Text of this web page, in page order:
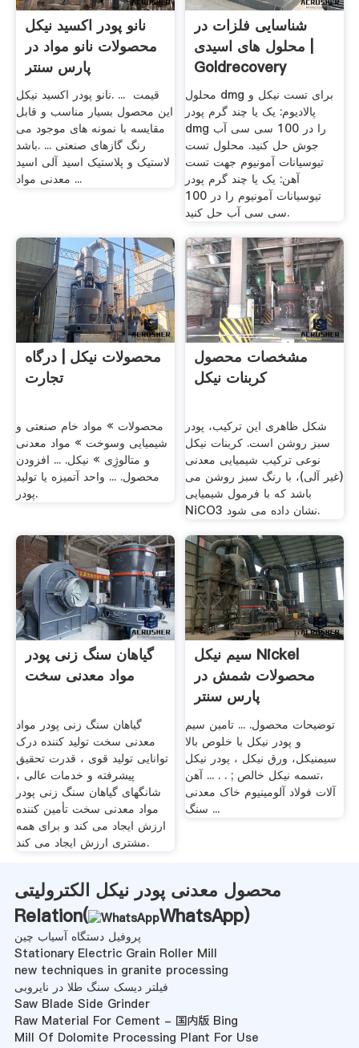
نانو پودر اکسید نیکل
محصولات نانو مواد در
پارس سنتر
نانو پودر اکسید نیکل. ... ‎ قیمت
این محصول بسیار مناسب و قابل
مقایسه با نمونه های موجود می
باشد‎. ... رنگ گازهای صنعتی
لاستیک و پلاستیک اسید آلی اسید
معدنی مواد ...
شناسایی فلزات در
محلول های اسیدی |
Goldrecovery
محلول dmg برای تست نیکل و
پالادیوم: یک یا چند گرم پودر
dmg را در 100 سی سی آب
جوش حل کنید. محلول تست
تیوسیانات آمونیوم جهت تست
آهن: یک یا چند گرم پودر
تیوسیانات آمونیوم را در 100
سی سی آب حل کنید.
محصولات نیکل | درگاه
تجارت
محصولات » مواد خام صنعتی و
شیمیایی وسوخت » مواد معدنی
و متالوژِی » نیکل. ... افزودن
محصول. ... واحد آتمیزه یا تولید
پودر.
مشخصات محصول
کربنات نیکل
شکل ظاهری این ترکیب، پودر
سبز روشن است. کربنات نیکل
نوعی ترکیب شیمیایی معدنی
(غیر آلی)، با رنگ سبز روشن می
باشد که با فرمول شیمیایی
NiCO3 نشان داده می شود.
گیاهان سنگ زنی پودر
مواد معدنی سخت
گیاهان سنگ زنی پودر مواد
معدنی سخت تولید کننده درک
توانایی تولید قوی ، قدرت تحقیق
پیشرفته و خدمات عالی ،
شانگهای گیاهان سنگ زنی پودر
مواد معدنی سخت تأمین کننده
ارزش ایجاد می کند و برای همه
مشتری ارزش ایجاد می کند.
سیم نیکل Nickel
محصولات شمش در
پارس سنتر
توضیحات محصول. ... تامین سیم
و پودر نیکل با خلوص بالا
سیمنیکل، ورق نیکل ، پودر نیکل
،تسمه نیکل خالص ; . . ... آهن
آلات فولاد آلومینیوم خاک معدنی
سنگ ...
محصول معدنی پودر نیکل الکترولیتی
Relation(
WhatsApp)
پروفیل دستگاه آسیاب چین
Stationary Electric Grain Roller Mill
new techniques in granite processing
فیلتر دیسک سنگ طلا در نایروبی
Saw Blade Side Grinder
Raw Material For Cement - 国内版 Bing
Mill Of Dolomite Processing Plant For Use